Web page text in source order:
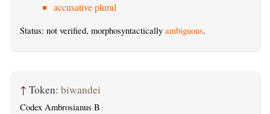
accusative plural
Status: not verified, morphosyntactically ambiguous.
↑ Token: biwandei
Codex Ambrosianus B